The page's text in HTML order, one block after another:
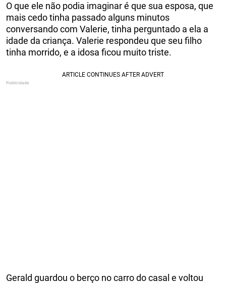
O que ele não podia imaginar é que sua esposa, que
mais cedo tinha passado alguns minutos
conversando com Valerie, tinha perguntado a ela a
idade da criança. Valerie respondeu que seu filho
tinha morrido, e a idosa ficou muito triste.
Gerald guardou o berço no carro do casal e voltou